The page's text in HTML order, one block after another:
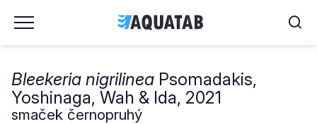
Bleekeria nigrilinea Psomadakis,
Yoshinaga, Wah & Ida, 2021
smaček černopruhý